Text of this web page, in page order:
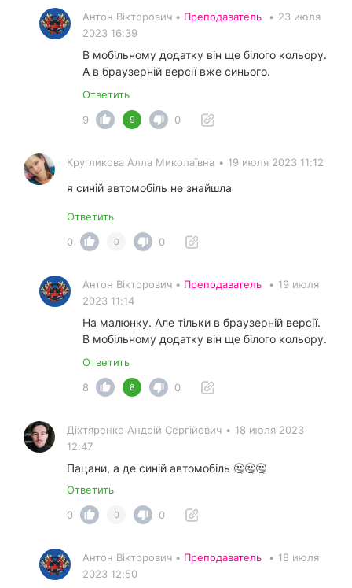
Антон Вікторович • Преподаватель • 23 июля
2023 16:39
В мобільному додатку він ще білого кольору.
А в браузерній версії вже синього.
Ответить
9
9 0
Кругликова Алла Миколаївна • 19 июля 2023 11:12
я синій автомобіль не знайшла
Ответить
0
0 0
Антон Вікторович • Преподаватель • 19 июля
2023 11:14
На малюнку. Але тільки в браузерній версії.
В мобільному додатку він ще білого кольору.
Ответить
8
8 0
Діхтяренко Андрій Сергійович • 18 июля 2023
12:47
Пацани, а де синій автомобіль 🤔🤔🤔
Ответить
0
0 0
Антон Вікторович • Преподаватель • 18 июля
2023 12:50